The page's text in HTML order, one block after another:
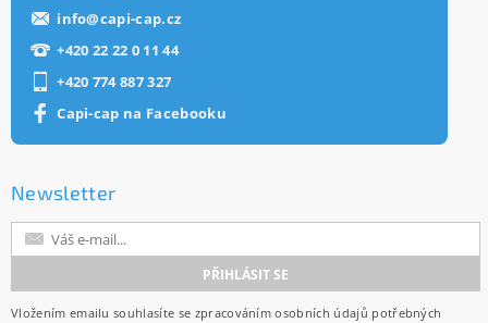
info@capi-cap.cz
+420 22 22 0 11 44
+420 774 887 327
Capi-cap na Facebooku
Newsletter
Vložením emailu souhlasíte se zpracováním osobních údajů potřebných